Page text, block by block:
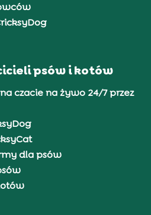
psów i kotów
czacie na żywo 24/7 przez
dla psów